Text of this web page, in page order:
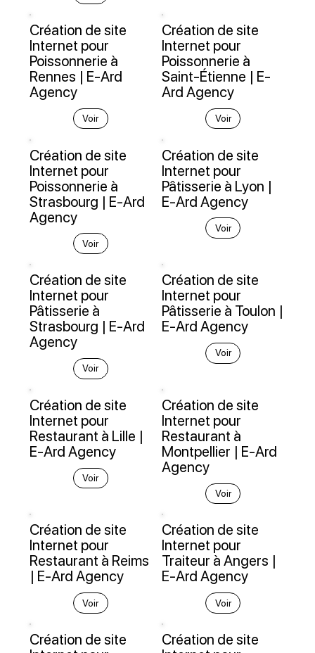
Création de site
Internet pour
Poissonnerie à
Rennes | E-Ard
Agency
Voir
Création de site
Internet pour
Poissonnerie à
Saint-Étienne | E-
Ard Agency
Voir
Création de site
Internet pour
Poissonnerie à
Strasbourg | E-Ard
Agency
Voir
Création de site
Internet pour
Pâtisserie à Lyon |
E-Ard Agency
Voir
Création de site
Internet pour
Pâtisserie à
Strasbourg | E-Ard
Agency
Voir
Création de site
Internet pour
Pâtisserie à Toulon |
E-Ard Agency
Voir
Création de site
Internet pour
Restaurant à Lille |
E-Ard Agency
Voir
Création de site
Internet pour
Restaurant à
Montpellier | E-Ard
Agency
Voir
Création de site
Internet pour
Restaurant à Reims
| E-Ard Agency
Voir
Création de site
Internet pour
Traiteur à Angers |
E-Ard Agency
Voir
Création de site
Création de site